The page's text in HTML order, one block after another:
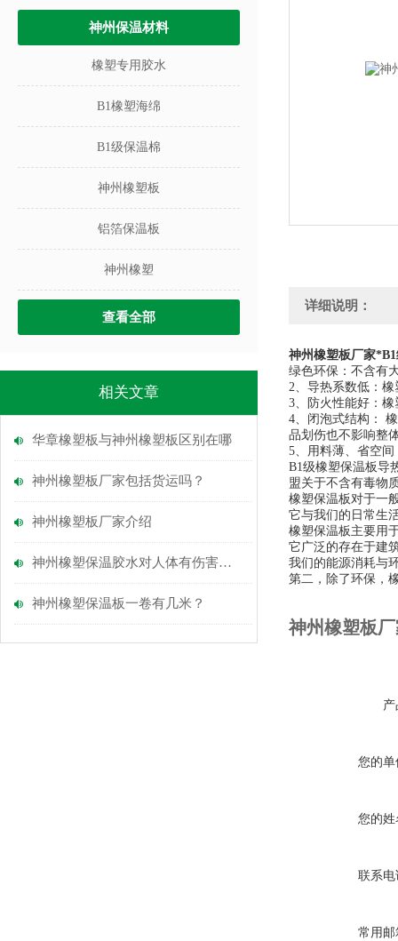
神州保温材料
橡塑专用胶水
B1橡塑海绵
B1级保温棉
神州橡塑板
铝箔保温板
神州橡塑
查看全部
相关文章
华章橡塑板与神州橡塑板区别在哪
神州橡塑板厂家包括货运吗？
神州橡塑板厂家介绍
神州橡塑保温胶水对人体有伤害吗？
神州橡塑保温板一卷有几米？
详细说明：
神州橡塑板厂家
绿色环保：不含有
2、导热系数低：
3、防火性能好：
4、闭泡式结构：
品划伤也不影响整
5、用料薄、省空
B1级橡塑保温板导
盟关于不含有毒物
橡塑保温板对于一
它与我们的日常生
橡塑保温板主要用
它广泛的存在于建
我们的能源消耗与
第二，除了环保，
神州橡塑板
您的单
您的姓
联系电
常用邮